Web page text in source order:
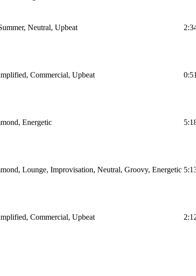
Neutral, Upbeat
Commercial, Upbeat 0:51
Energetic
Lounge, Improvisation, Neutral, Groovy, Energetic
Commercial, Upbeat